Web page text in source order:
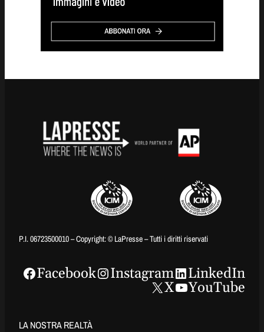
P.I. 06723500010 – Copyright: © LaPresse – Tutti i diritti riservati
Facebook Instagram
LinkedIn
X
YouTube
LA NOSTRA REALTÀ